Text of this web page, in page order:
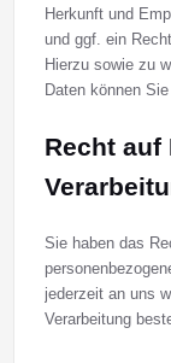
Herkunft und
und ggf. ein
Hierzu sowie zu
Daten können
Recht auf
Sie haben das
jederzeit an uns
Verarbeitung